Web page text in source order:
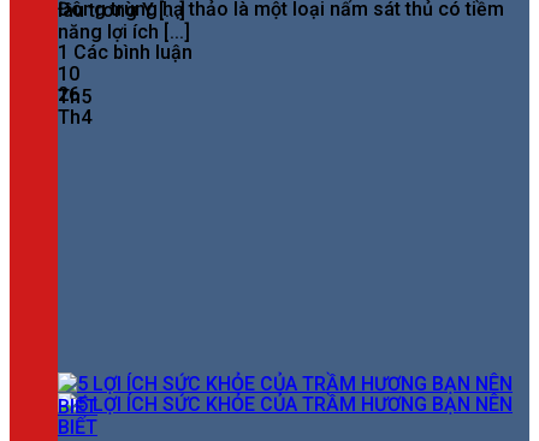
lâu trong Y [...]
1 Các bình luận
26
Th4
Đông trùng hạ thảo là một loại nấm sát thủ có tiềm
năng lợi ích [...]
10
Th5